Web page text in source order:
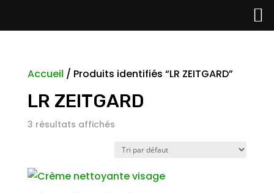
Accueil / Produits identifiés “LR ZEITGARD”
LR ZEITGARD
3 résultats affichés